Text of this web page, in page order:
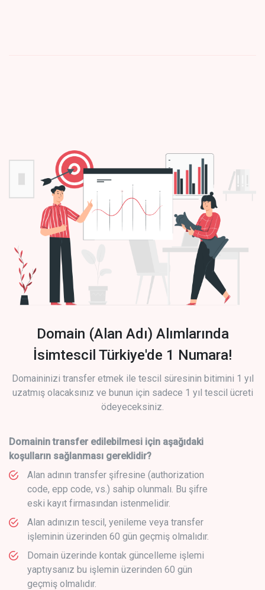
Domain (Alan Adı) Alımlarında
İsimtescil Türkiye'de 1 Numara!
Domaininizi transfer etmek ile tescil süresinin bitimini 1 yıl
uzatmış olacaksınız ve bunun için sadece 1 yıl tescil ücreti
ödeyeceksiniz.
Domainin transfer edilebilmesi için aşağıdaki
koşulların sağlanması gereklidir?
Alan adının transfer şifresine (authorization
code, epp code, vs.) sahip olunmalı. Bu şifre
eski kayıt firmasından istenmelidir.
Alan adınızın tescil, yenileme veya transfer
işleminin üzerinden 60 gün geçmiş olmalıdır.
Domain üzerinde kontak güncelleme işlemi
yaptıysanız bu işlemin üzerinden 60 gün
geçmiş olmalıdır.